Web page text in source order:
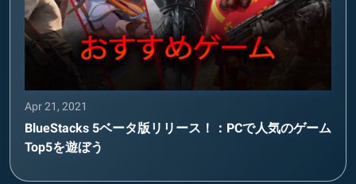
Apr 21, 2021
BlueStacks 5ベータ版リリース！：PCで人気のゲーム
Top5を遊ぼう